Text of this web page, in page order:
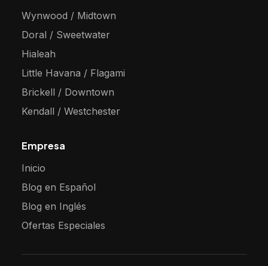
Wynwood / Midtown
Doral / Sweetwater
Hialeah
Little Havana / Flagami
Brickell / Downtown
Kendall / Westchester
Empresa
Inicio
Blog en Español
Blog en Inglés
Ofertas Especiales